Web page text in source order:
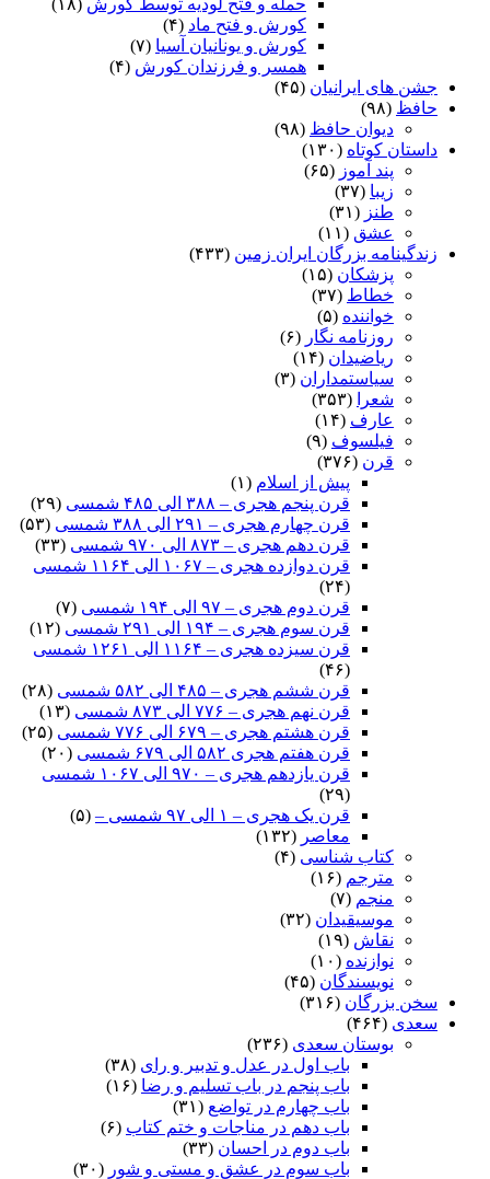
حمله و فتح لودیه توسط کورش (۱۸)
کورش و فتح ماد (۴)
کورش و یونانیان آسیا (۷)
همسر و فرزندان کورش (۴)
جشن های ایرانیان (۴۵)
حافظ (۹۸)
دیوان حافظ (۹۸)
داستان کوتاه (۱۳۰)
پند آموز (۶۵)
زیبا (۳۷)
طنز (۳۱)
عشق (۱۱)
زندگینامه بزرگان ایران زمین (۴۳۳)
پزشکان (۱۵)
خطاط (۳۷)
خواننده (۵)
روزنامه نگار (۶)
ریاضیدان (۱۴)
سیاستمداران (۳)
شعرا
(۳۵۳)
عارف (۱۴)
فیلسوف (۹)
قرن (۳۷۶)
پیش از اسلام (۱)
قرن پنجم هجری – ۳۸۸ الی ۴۸۵ شمسی
(۲۹)
قرن چهارم هجری – ۲۹۱ الی ۳۸۸ شمسی
(۵۳)
قرن دهم هجری – ۸۷۳ الی ۹۷۰ شمسی
(۳۳)
قرن دوازده هجری – ۱۰۶۷ الی ۱۱۶۴ شمسی
(۲۴)
قرن دوم هجری – ۹۷ الی ۱۹۴ شمسی
(۷)
قرن سوم هجری – ۱۹۴ الی ۲۹۱ شمسی
(۱۲)
قرن سیزده هجری – ۱۱۶۴ الی ۱۲۶۱ شمسی
(۴۶)
قرن ششم هجری – ۴۸۵ الی ۵۸۲ شمسی
(۲۸)
قرن نهم هجری – ۷۷۶ الی ۸۷۳ شمسی
(۱۳)
قرن هشتم هجری – ۶۷۹ الی ۷۷۶ شمسی
(۲۵)
قرن هفتم هجری ۵۸۲ الی ۶۷۹ شمسی
(۲۰)
قرن یازدهم هجری – ۹۷۰ الی ۱۰۶۷ شمسی
(۲۹)
قرن یک هجری – ۱ الی ۹۷ شمسی –
(۵)
معاصر (۱۳۲)
کتاب شناسی (۴)
مترجم (۱۶)
منجم (۷)
موسیقیدان (۳۲)
نقاش (۱۹)
نوازنده (۱۰)
نویسندگان (۴۵)
سخن بزرگان (۳۱۶)
سعدی (۴۶۴)
بوستان سعدی (۲۳۶)
باب اول در عدل و تدبیر و رای (۳۸)
باب پنجم در باب تسلیم و رضا (۱۶)
باب چهارم در تواضع (۳۱)
باب دهم در مناجات و ختم کتاب (۶)
باب دوم در احسان (۳۳)
باب سوم در عشق و مستی و شور (۳۰)